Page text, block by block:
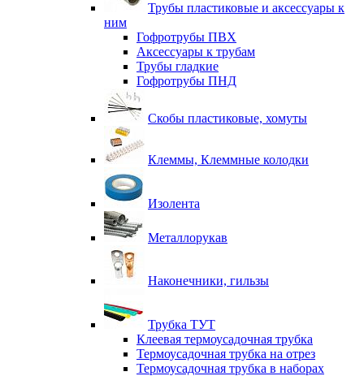
Трубы пластиковые и аксессуары к
ним
Гофротрубы ПВХ
Аксессуары к трубам
Трубы гладкие
Гофротрубы ПНД
Скобы пластиковые, хомуты
Клеммы, Клеммные колодки
Изолента
Металлорукав
Наконечники, гильзы
Трубка ТУТ
Клеевая термоусадочная трубка
Термоусадочная трубка на отрез
Термоусадочная трубка в наборах